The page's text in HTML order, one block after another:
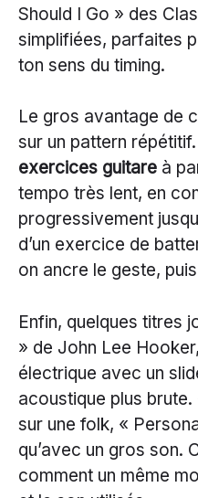
Should I Go » des
simplifiées, parfaites
ton sens du timing.
Le gros avantage de
sur un pattern
exercices guitare à
tempo très lent, en
progressivement
d’un exercice de
on ancre le geste,
Enfin, quelques titres
» de John Lee
électrique avec un
acoustique plus
sur une folk, «
qu’avec un gros son.
comment un même